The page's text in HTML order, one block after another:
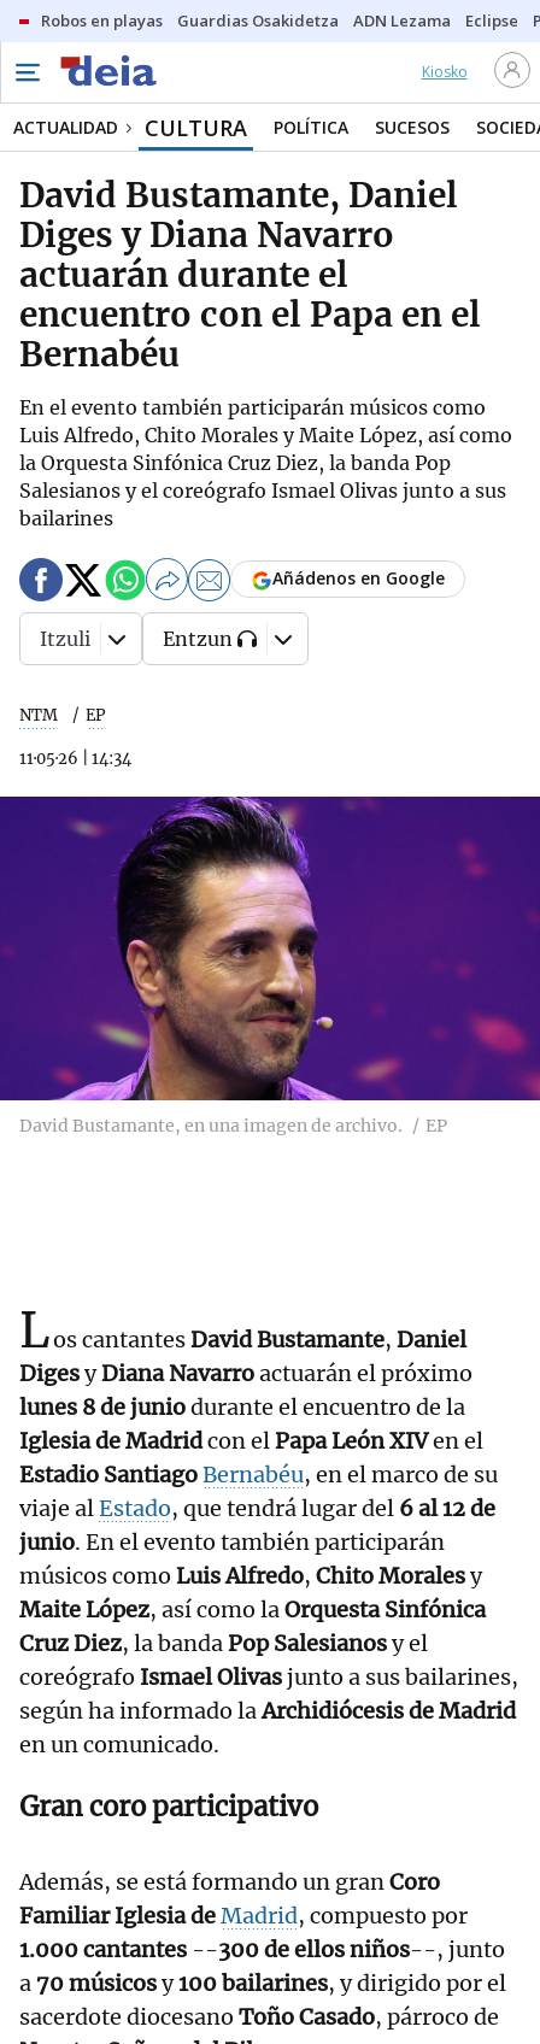
Robos en playas Guardias Osakidetza ADN Lezama Eclipse
Kiosko
ACTUALIDAD CULTURA POLÍTICA SUCESOS
David Bustamante, Daniel
Diges y Diana Navarro
actuarán durante el
encuentro con el Papa en el
Bernabéu
En el evento también participarán músicos como
Luis Alfredo, Chito Morales y Maite López, así como
la Orquesta Sinfónica Cruz Diez, la banda Pop
Salesianos y el coreógrafo Ismael Olivas junto a sus
bailarines
NTM EP
11·05·26 14:34
Añádenos en Google
Itzuli Entzun
David Bustamante, en una imagen de archivo. EP
Los cantantesDavid Bustamante, Daniel
DigesyDiana Navarroactuarán el próximo
lunes 8 de juniodurante el encuentro de la
Iglesia de Madridcon elPapa León XIVen el
Estadio SantiagoBernabéu, en el marco de su
viaje alEstado, que tendrá lugar del 6 al 12 de
junio. En el evento también participarán
músicos como Luis Alfredo, Chito Moralesy
Maite López, así como laOrquesta Sinfónica
Cruz Diez, la bandaPop Salesianosy el
coreógrafo Ismael Olivasjunto a sus bailarines,
según ha informado laArchidiócesis de Madrid
en un comunicado.
Gran coro participativo
Además, se está formando un granCoro
Familiar Iglesia deMadrid, compuesto por
1.000 cantantes --300 de ellos niños--, junto
a 70 músicosy100 bailarines, y dirigido por el
sacerdote diocesano Toño Casado, párroco de